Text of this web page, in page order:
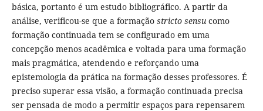
básica, portanto é um estudo bibliográfico. A partir da
análise, verificou-se que a formação stricto sensucomo
formação continuada tem se configurado em uma
concepção menos acadêmica e voltada para uma formação
mais pragmática, atendendo e reforçando uma
epistemologia da prática na formação desses professores. É
preciso superar essa visão, a formação continuada precisa
ser pensada de modo a permitir espaços para repensarem